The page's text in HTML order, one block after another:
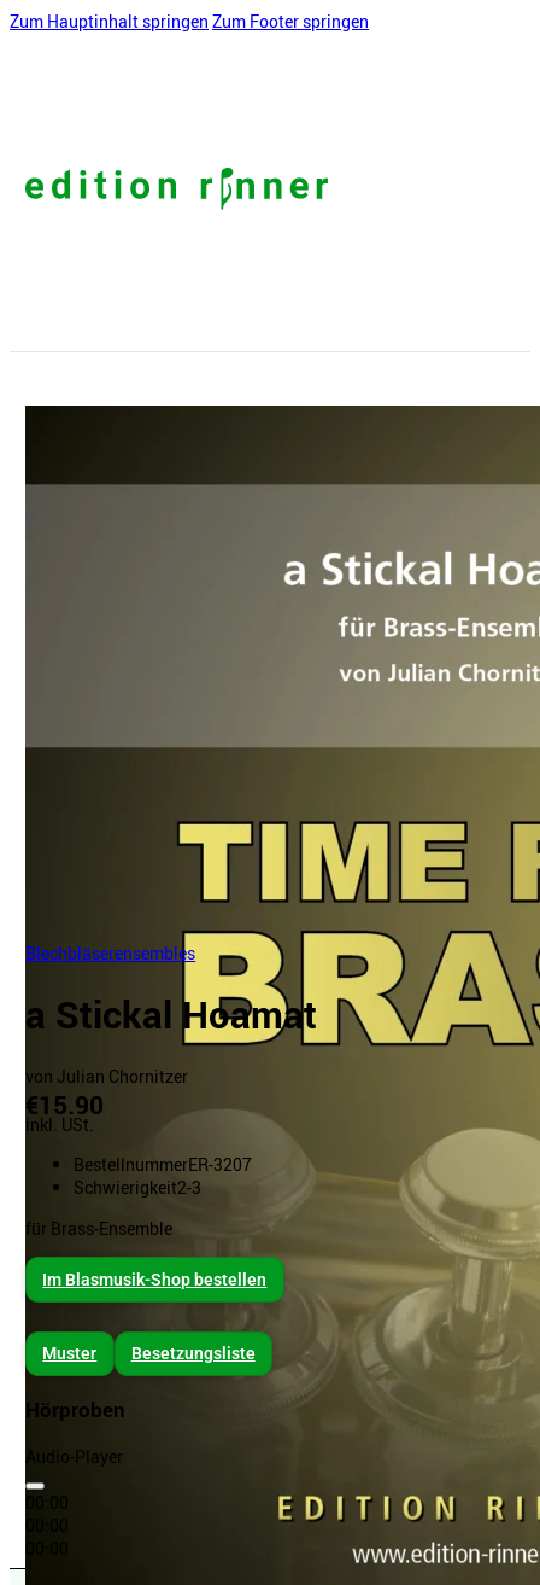
Zum Hauptinhalt springen Zum Footer springen
Blechbläserensembles
a Stickal Hoamat
von Julian Chornitzer
€15.90
inkl. USt.
BestellnummerER-3207
Schwierigkeit2-3
für Brass-Ensemble
Im Blasmusik-Shop bestellen
Muster Besetzungsliste
Hörproben
Audio-Player
00:00